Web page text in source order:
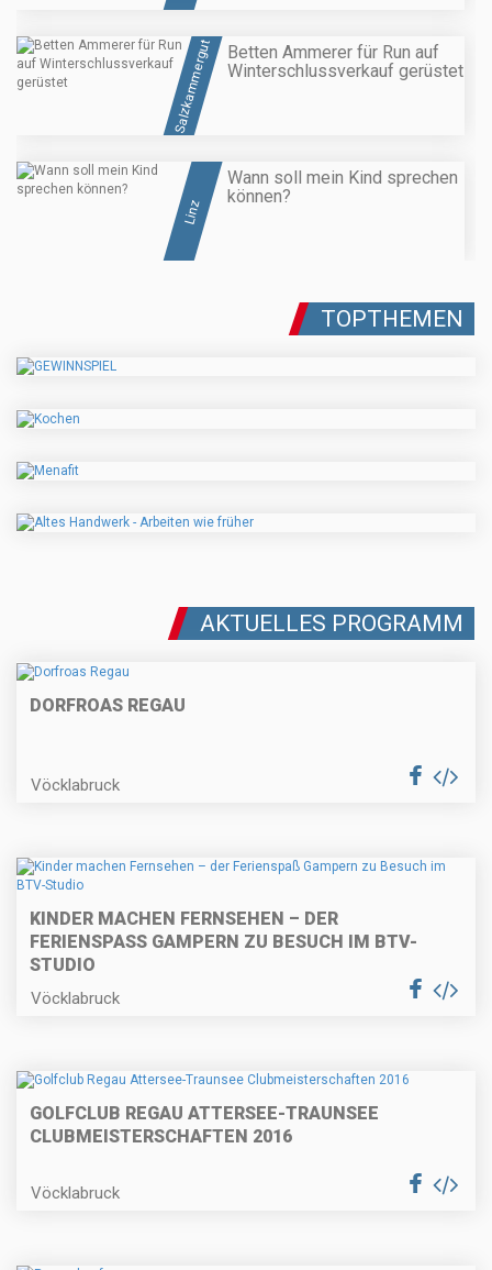
Salzkammergut
Betten Ammerer für Run auf
Winterschlussverkauf gerüstet
Linz
Wann soll mein Kind sprechen
können?
TOPTHEMEN
AKTUELLES PROGRAMM
DORFROAS REGAU
Vöcklabruck
KINDER MACHEN FERNSEHEN – DER
FERIENSPASS GAMPERN ZU BESUCH IM BTV-S
TUDIO
Vöcklabruck
GOLFCLUB REGAU ATTERSEE-TRAUNSEE
CLUBMEISTERSCHAFTEN 2016
Vöcklabruck